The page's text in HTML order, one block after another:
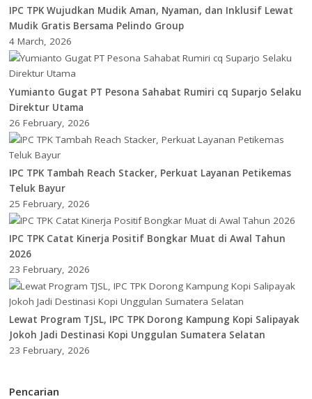
IPC TPK Wujudkan Mudik Aman, Nyaman, dan Inklusif Lewat
Mudik Gratis Bersama Pelindo Group
4 March, 2026
Yumianto Gugat PT Pesona Sahabat Rumiri cq Suparjo Selaku
Direktur Utama
26 February, 2026
IPC TPK Tambah Reach Stacker, Perkuat Layanan Petikemas
Teluk Bayur
25 February, 2026
IPC TPK Catat Kinerja Positif Bongkar Muat di Awal Tahun
2026
23 February, 2026
Lewat Program TJSL, IPC TPK Dorong Kampung Kopi Salipayak
Jokoh Jadi Destinasi Kopi Unggulan Sumatera Selatan
23 February, 2026
Pencarian